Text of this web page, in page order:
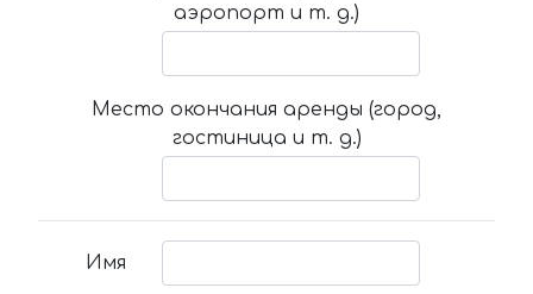
аэропорт и т. д.)
Место окончания аренды (город,
гостиница и т. д.)
Имя